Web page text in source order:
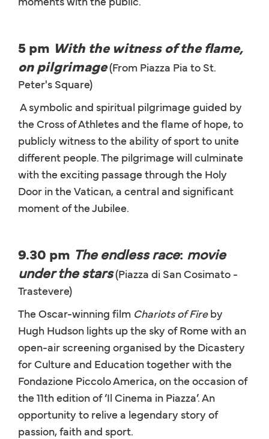
5 pm With the witness of the flame,
on pilgrimage(From Piazza Pia to St.
Peter's Square)
A symbolic and spiritual pilgrimage guided by
the Cross of Athletes and the flame of hope, to
publicly witness to the ability of sport to unite
different people. The pilgrimage will culminate
with the exciting passage through the Holy
Door in the Vatican, a central and significant
moment of the Jubilee.
9.30 pm The endless race: movie
under the stars(Piazza di San Cosimato -
Trastevere)
The Oscar-winning film Chariots of Fireby
Hugh Hudson lights up the sky of Rome with an
open-air screening organised by the Dicastery
for Culture and Education together with the
Fondazione Piccolo America, on the occasion of
the 11th edition of ‘Il Cinema in Piazza’. An
opportunity to relive a legendary story of
passion, faith and sport.